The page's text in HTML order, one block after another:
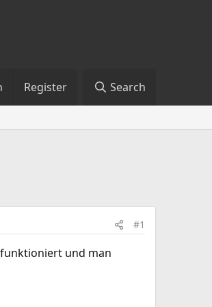
Register Search
#1
und man